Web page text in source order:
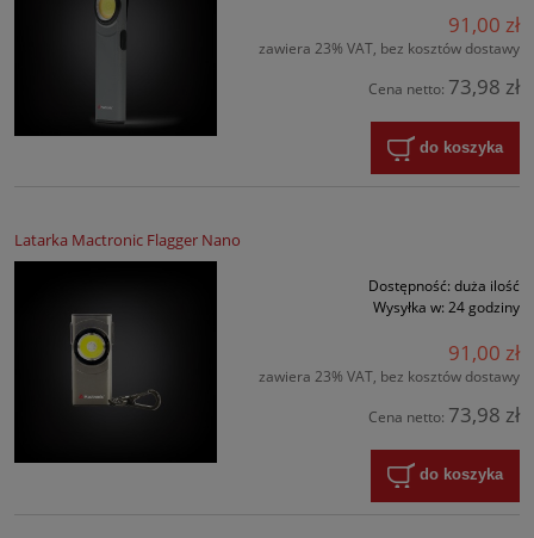
91,00 zł
zawiera 23% VAT, bez kosztów dostawy
Cena netto: 73,98 zł
do koszyka
Latarka Mactronic Flagger Nano
Dostępność: duża ilość
Wysyłka w: 24 godziny
91,00 zł
zawiera 23% VAT, bez kosztów dostawy
Cena netto: 73,98 zł
do koszyka